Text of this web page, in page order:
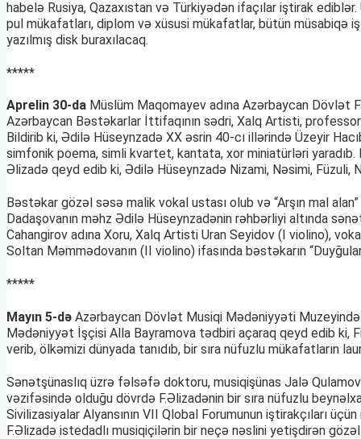
habelə Rusiya, Qazaxıstan və Türkiyədən ifaçılar iştirak
pul mükafatları, diplom və xüsusi mükafatlar, bütün müsabiqə
yazılmış disk buraxılacaq.
*****
Aprelin 30-da Müslüm Maqomayev adına Azərbaycan Dövlət
Azərbaycan Bəstəkarlar İttifaqının sədri, Xalq Artisti,
Bildirib ki, Ədilə Hüseynzadə XX əsrin 40-cı illərində Üzeyir
simfonik poema, simli kvartet, kantata, xor miniatürləri yaradıb.
Əlizadə qeyd edib ki, Ədilə Hüseynzadə Nizami, Nəsimi, Füzuli,
Bəstəkar gözəl səsə malik vokal ustası olub və “Arşın mal
Dadaşovanın məhz Ədilə Hüseynzadənin rəhbərliyi altında
Cahangirov adına Xoru, Xalq Artisti Uran Seyidov (I violino),
Soltan Məmmədovanın (II violino) ifasında bəstəkarın
*****
Mayın 5-də Azərbaycan Dövlət Musiqi Mədəniyyəti
Mədəniyyət İşçisi Alla Bayramova tədbiri açaraq qeyd edib ki,
verib, ölkəmizi dünyada tanıdıb, bir sıra nüfuzlu mükafatların
Sənətşünaslıq üzrə fəlsəfə doktoru, musiqişünas Jalə
vəzifəsində olduğu dövrdə F.Əlizadənin bir sıra nüfuzlu
Sivilizasiyalar Alyansının VII Qlobal Forumunun iştirakçıları
F.Əlizadə istedadlı musiqiçilərin bir neçə nəslini yetişdirən